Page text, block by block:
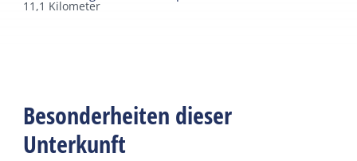
11,1 Kilometer
Besonderheiten dieser
Unterkunft